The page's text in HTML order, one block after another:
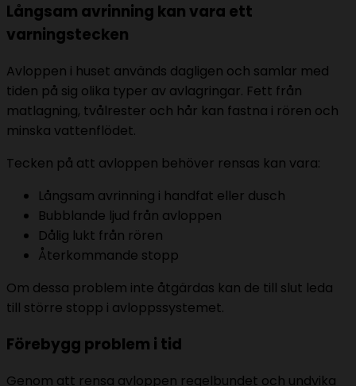
Långsam avrinning kan vara ett
varningstecken
Avloppen i huset används dagligen och samlar med
tiden på sig olika typer av avlagringar. Fett från
matlagning, tvålrester och hår kan fastna i rören och
minska vattenflödet.
Tecken på att avloppen behöver rensas kan vara:
Långsam avrinning i handfat eller dusch
Bubblande ljud från avloppen
Dålig lukt från rören
Återkommande stopp
Om dessa problem inte åtgärdas kan de till slut leda
till större stopp i avloppssystemet.
Förebygg problem i tid
Genom att rensa avloppen regelbundet och undvika